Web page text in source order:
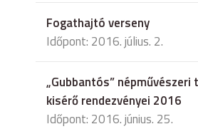
Fogathajtó verseny
Időpont: 2016. július. 2.
„Gubbantós” népművészeri
kisérő rendezvényei 2016
Időpont: 2016. június. 25.